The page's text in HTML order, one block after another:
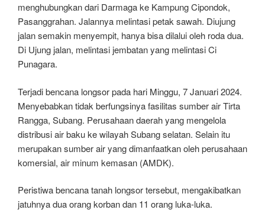
menghubungkan dari Darmaga ke Kampung Cipondok,
Pasanggrahan. Jalannya melintasi petak sawah. Diujung
jalan semakin menyempit, hanya bisa dilalui oleh roda dua.
Di Ujung jalan, melintasi jembatan yang melintasi Ci
Punagara.
Terjadi bencana longsor pada hari Minggu, 7 Januari 2024.
Menyebabkan tidak berfungsinya fasilitas sumber air Tirta
Rangga, Subang. Perusahaan daerah yang mengelola
distribusi air baku ke wilayah Subang selatan. Selain itu
merupakan sumber air yang dimanfaatkan oleh perusahaan
komersial, air minum kemasan (AMDK).
Peristiwa bencana tanah longsor tersebut, mengakibatkan
jatuhnya dua orang korban dan 11 orang luka-luka.